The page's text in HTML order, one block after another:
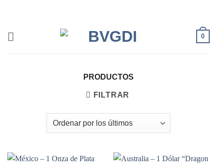
0
PRODUCTOS
FILTRAR